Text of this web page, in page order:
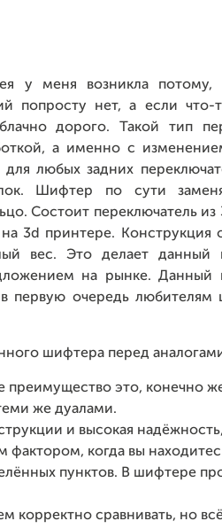
у меня возникла
попросту нет, а если что-
дорого. Такой тип
а именно с
для любых задних
Шифтер по сути
Состоит переключатель из
на 3d принтере. Конструкция
вес. Это делает данный
на рынке. Данный
первую очередь любителям
шифтера перед
преимущество это, конечно
же дуалами.
и высокая
фактором, когда вы
пунктов. В шифтере
корректно сравнивать, но